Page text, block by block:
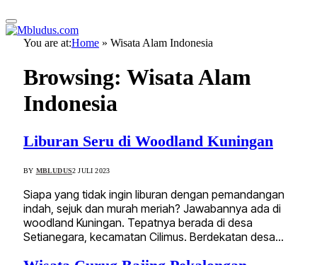
You are at:Home » Wisata Alam Indonesia
Browsing: Wisata Alam
Indonesia
Liburan Seru di Woodland Kuningan
BY MBLUDUS2 JULI 2023
Siapa yang tidak ingin liburan dengan pemandangan
indah, sejuk dan murah meriah? Jawabannya ada di
woodland Kuningan. Tepatnya berada di desa
Setianegara, kecamatan Cilimus. Berdekatan desa…